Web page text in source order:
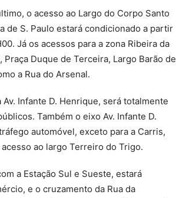
o acesso ao Largo do Corpo Santo
de S. Paulo estará condicionado a partir
Já os acessos para a zona Ribeira da
Duque de Terceira, Largo Barão de
a Rua do Arsenal.
Infante D. Henrique, será totalmente
Também o eixo Av. Infante D.
automóvel, exceto para a Carris,
ao largo Terreiro do Trigo.
a Estação Sul e Sueste, estará
e o cruzamento da Rua da